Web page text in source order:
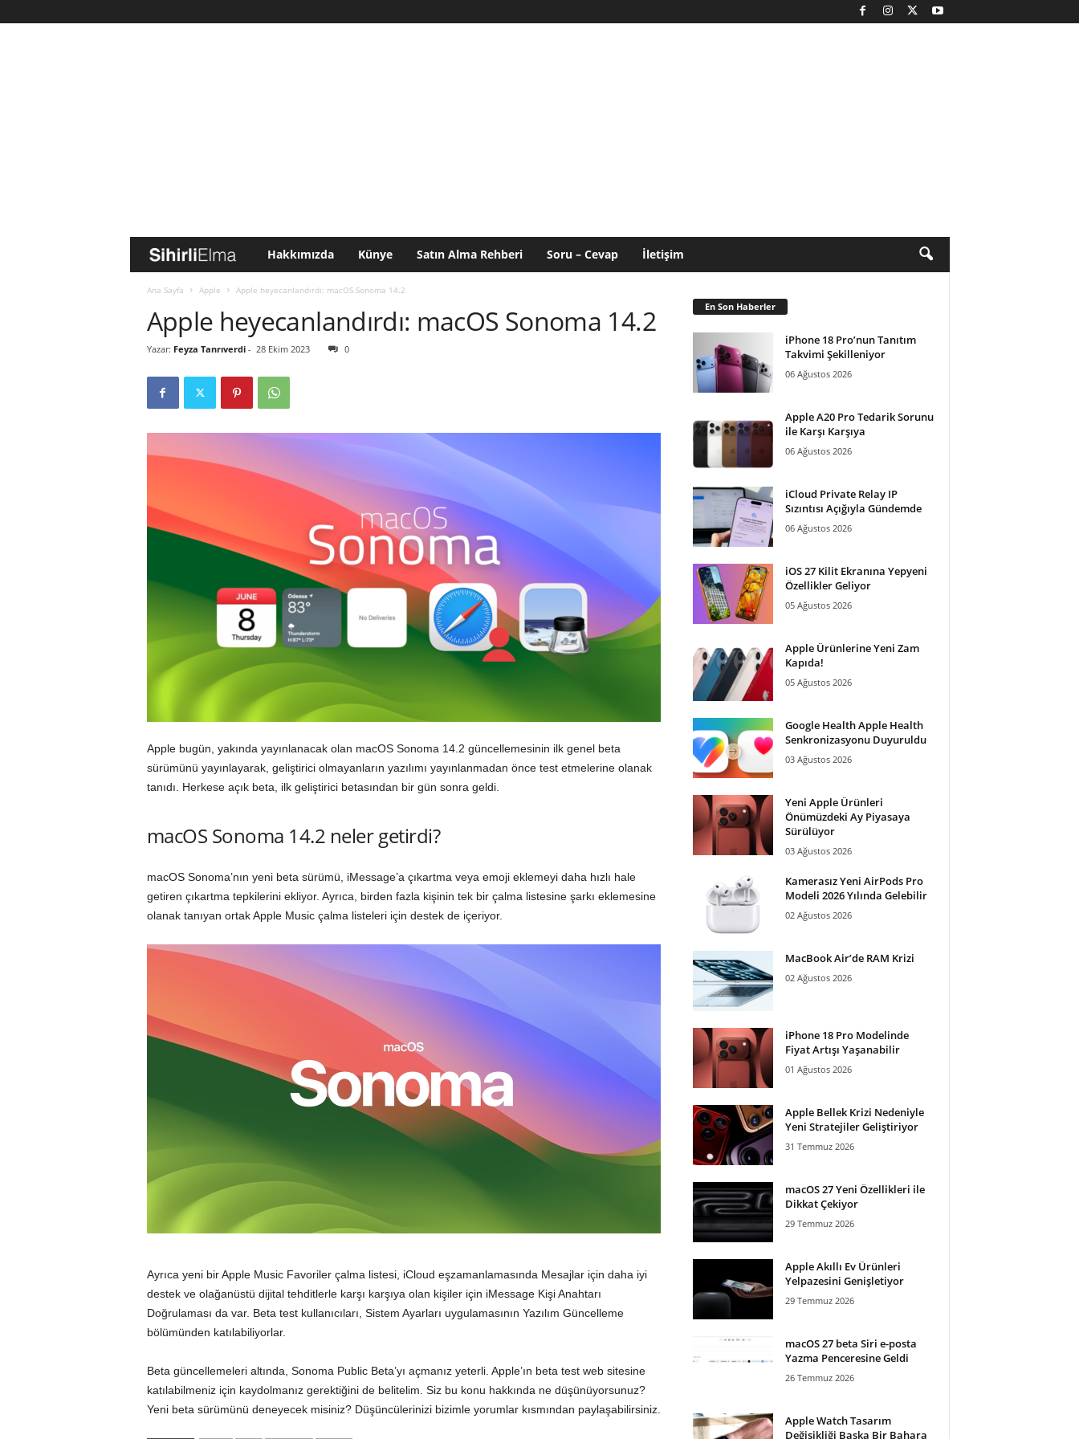
i
h
l
a
Hakkımızda Künye Satın Alma Rehberi Soru – Cevap İletişim
Ana Sayfa Apple Apple heyecanlandırdı: macOS Sonoma 14.2
Apple heyecanlandırdı: macOS Sonoma 14.2
Yazar: Feyza Tanrıverdi- 28 Ekim 2023 0
Apple bugün, yakında yayınlanacak olan macOS Sonoma 14.2 güncellemesinin ilk genel beta
sürümünü yayınlayarak, geliştirici olmayanların yazılımı yayınlanmadan önce test etmelerine olanak
tanıdı. Herkese açık beta, ilk geliştirici betasından bir gün sonra geldi.
macOS Sonoma 14.2 neler getirdi?
macOS Sonoma’nın yeni beta sürümü, iMessage’a çıkartma veya emoji eklemeyi daha hızlı hale
getiren çıkartma tepkilerini ekliyor. Ayrıca, birden fazla kişinin tek bir çalma listesine şarkı eklemesine
olanak tanıyan ortak Apple Music çalma listeleri için destek de içeriyor.
Ayrıca yeni bir Apple Music Favoriler çalma listesi, iCloud eşzamanlamasında Mesajlar için daha iyi
destek ve olağanüstü dijital tehditlerle karşı karşıya olan kişiler için iMessage Kişi Anahtarı
Doğrulaması da var. Beta test kullanıcıları, Sistem Ayarları uygulamasının Yazılım Güncelleme
bölümünden katılabiliyorlar.
Beta güncellemeleri altında, Sonoma Public Beta’yı açmanız yeterli. Apple’ın beta test web sitesine
katılabilmeniz için kaydolmanız gerektiğini de belitelim. Siz bu konu hakkında ne düşünüyorsunuz?
Yeni beta sürümünü deneyecek misiniz? Düşüncülerinizi bizimle yorumlar kısmından paylaşabilirsiniz.
En Son Haberler
iPhone 18 Pro’nun Tanıtım
Takvimi Şekilleniyor
06 Ağustos 2026
Apple A20 Pro Tedarik Sorunu
ile Karşı Karşıya
06 Ağustos 2026
iCloud Private Relay IP
Sızıntısı Açığıyla Gündemde
06 Ağustos 2026
iOS 27 Kilit Ekranına Yepyeni
Özellikler Geliyor
05 Ağustos 2026
Apple Ürünlerine Yeni Zam
Kapıda!
05 Ağustos 2026
Google Health Apple Health
Senkronizasyonu Duyuruldu
03 Ağustos 2026
Yeni Apple Ürünleri
Önümüzdeki Ay Piyasaya
Sürülüyor
03 Ağustos 2026
Kamerasız Yeni AirPods Pro
Modeli 2026 Yılında Gelebilir
02 Ağustos 2026
MacBook Air’de RAM Krizi
02 Ağustos 2026
iPhone 18 Pro Modelinde
Fiyat Artışı Yaşanabilir
01 Ağustos 2026
Apple Bellek Krizi Nedeniyle
Yeni Stratejiler Geliştiriyor
31 Temmuz 2026
macOS 27 Yeni Özellikleri ile
Dikkat Çekiyor
29 Temmuz 2026
Apple Akıllı Ev Ürünleri
Yelpazesini Genişletiyor
29 Temmuz 2026
macOS 27 beta Siri e-posta
Yazma Penceresine Geldi
26 Temmuz 2026
Apple Watch Tasarım
Değişikliği Başka Bir Bahara